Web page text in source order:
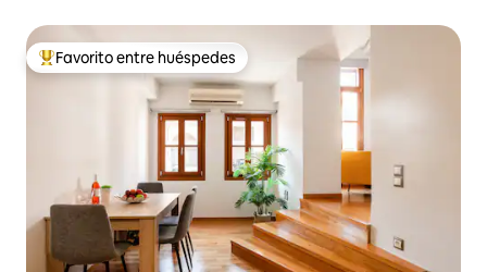
De los mejores en Favorito entre huéspedes
Favorito entre huéspedes